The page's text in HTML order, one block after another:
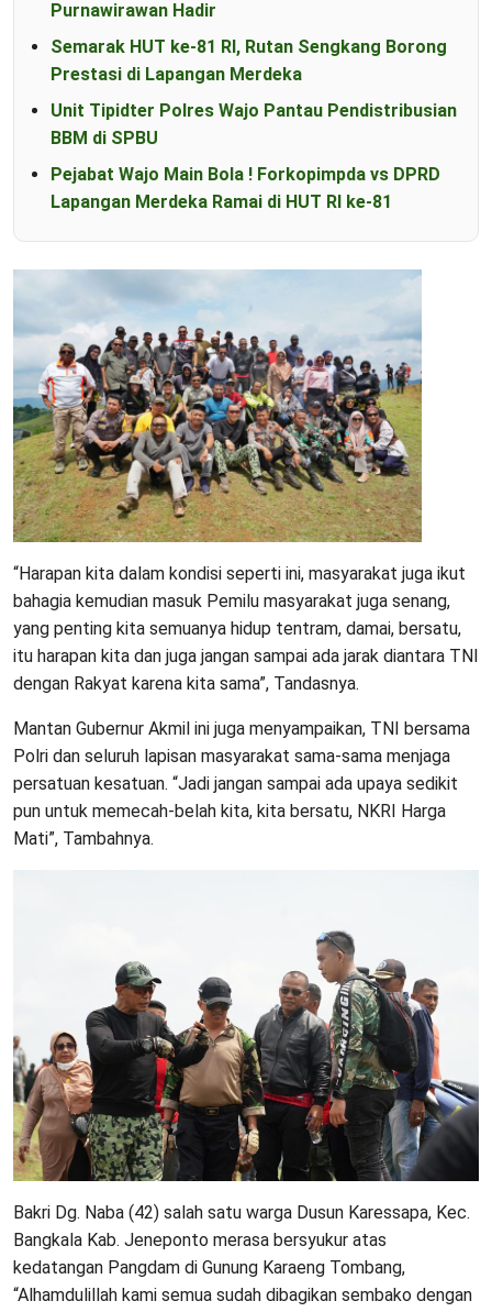
Purnawirawan Hadir
Semarak HUT ke-81 RI, Rutan Sengkang Borong
Prestasi di Lapangan Merdeka
Unit Tipidter Polres Wajo Pantau Pendistribusian
BBM di SPBU
Pejabat Wajo Main Bola ! Forkopimpda vs DPRD
Lapangan Merdeka Ramai di HUT RI ke-81
“Harapan kita dalam kondisi seperti ini, masyarakat juga ikut
bahagia kemudian masuk Pemilu masyarakat juga senang,
yang penting kita semuanya hidup tentram, damai, bersatu,
itu harapan kita dan juga jangan sampai ada jarak diantara TNI
dengan Rakyat karena kita sama”, Tandasnya.
Mantan Gubernur Akmil ini juga menyampaikan, TNI bersama
Polri dan seluruh lapisan masyarakat sama-sama menjaga
persatuan kesatuan. “Jadi jangan sampai ada upaya sedikit
pun untuk memecah-belah kita, kita bersatu, NKRI Harga
Mati”, Tambahnya.
Bakri Dg. Naba (42) salah satu warga Dusun Karessapa, Kec.
Bangkala Kab. Jeneponto merasa bersyukur atas
kedatangan Pangdam di Gunung Karaeng Tombang,
“Alhamdulillah kami semua sudah dibagikan sembako dengan